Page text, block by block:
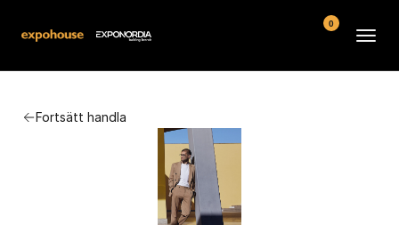
Fortsätt handla
Kontakt
Köpvillkor
0